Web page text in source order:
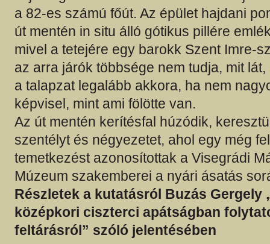
a 82-es számú főút. Az épület hajdani
út mentén in situ álló gótikus pillére
mivel a tetejére egy barokk Szent Imre-
az arra járók többsége nem tudja, mit
a talapzat legalább akkora, ha nem
képvisel, mint ami fölötte van.
Az út mentén kerítésfal húzódik,
szentélyt és négyezetet, ahol egy még
temetkezést azonosítottak a Visegrádi
Múzeum szakemberei a nyári ásatás
Részletek a kutatásról Buzás Gergely
középkori ciszterci apátságban
feltárásról” szóló jelentésében